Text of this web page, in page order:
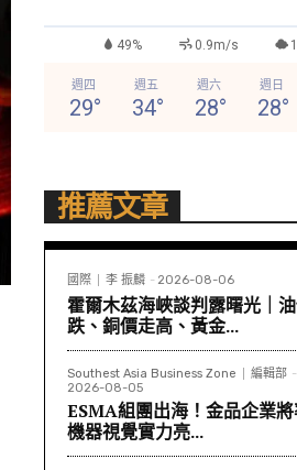
49% 0.9m/s
週四
29°
週五
34°
週六
28°
週日
28°
推薦文章
國際 李 振麟 - 2026-08-06
霍爾木茲海峽談判露曙光｜
跌、銅價走高、黃金...
Southest Asia Business Zone 編輯部 -
2026-08-05
ESMA組團出海！金品企業
機器視覺實力亮...